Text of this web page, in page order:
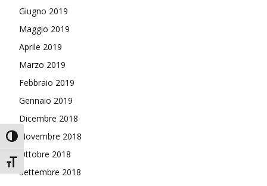
Attiva/disattiva alto contrasto
Attiva/disattiva dimensione testo
Giugno 2019
Maggio 2019
Aprile 2019
Marzo 2019
Febbraio 2019
Gennaio 2019
Dicembre 2018
Novembre 2018
Ottobre 2018
Settembre 2018